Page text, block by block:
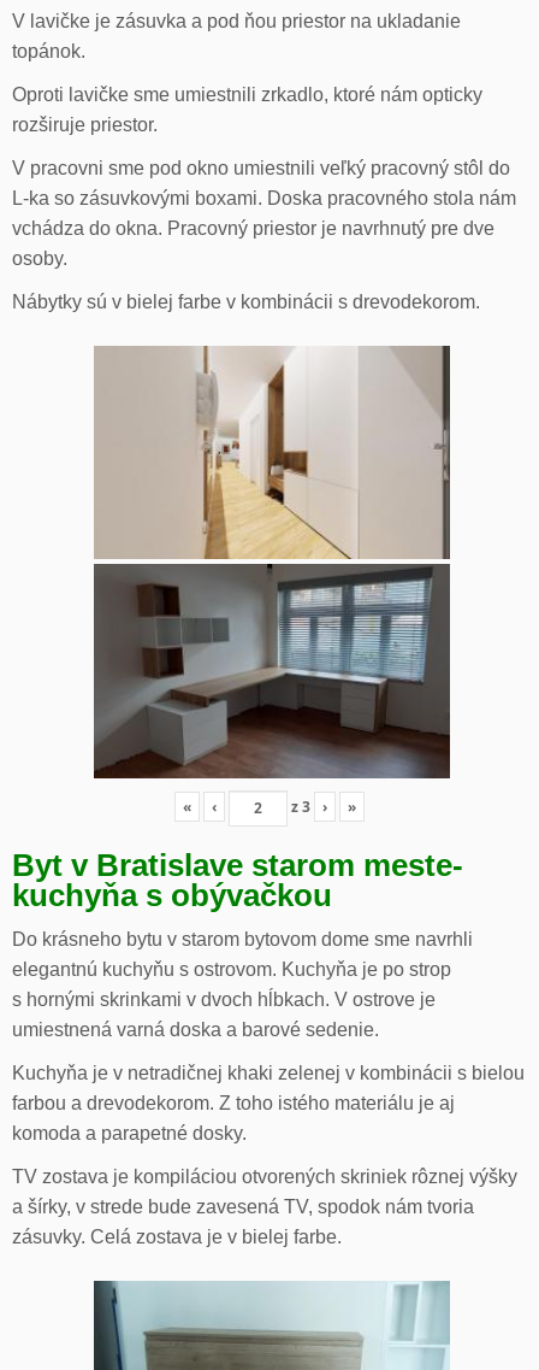
V lavičke je zásuvka a pod ňou priestor na ukladanie
topánok.
Oproti lavičke sme umiestnili zrkadlo, ktoré nám opticky
rozširuje priestor.
V pracovni sme pod okno umiestnili veľký pracovný stôl do
L-ka so zásuvkovými boxami. Doska pracovného stola nám
vchádza do okna. Pracovný priestor je navrhnutý pre dve
osoby.
Nábytky sú v bielej farbe v kombinácii s drevodekorom.
« ‹ z3 › »
Byt v Bratislave starom meste-
kuchyňa s obývačkou
Do krásneho bytu v starom bytovom dome sme navrhli
elegantnú kuchyňu s ostrovom. Kuchyňa je po strop
s hornými skrinkami v dvoch hĺbkach. V ostrove je
umiestnená varná doska a barové sedenie.
Kuchyňa je v netradičnej khaki zelenej v kombinácii s bielou
farbou a drevodekorom. Z toho istého materiálu je aj
komoda a parapetné dosky.
TV zostava je kompiláciou otvorených skriniek rôznej výšky
a šírky, v strede bude zavesená TV, spodok nám tvoria
zásuvky. Celá zostava je v bielej farbe.